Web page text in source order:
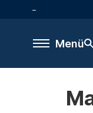
Menü